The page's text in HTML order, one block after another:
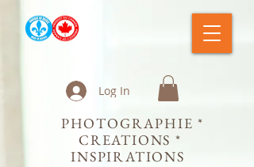
Log In
PHOTOGRAPHIE *
CREATIONS *
INSPIRATIONS